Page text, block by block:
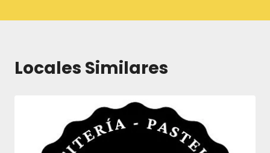
entradas
Locales Similares